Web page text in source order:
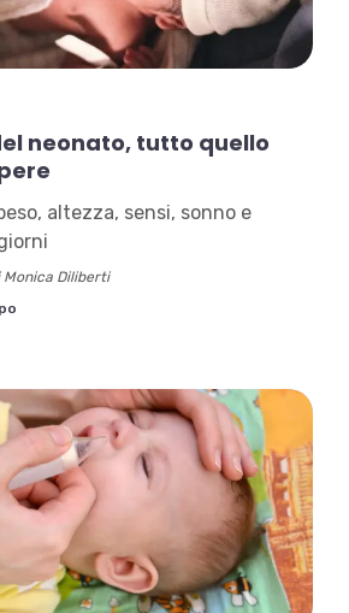
neonato, tutto quello
altezza, sensi, sonno e
Monica Diliberti